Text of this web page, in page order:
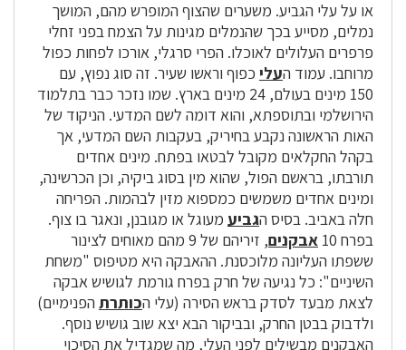
או על עלי הגביע. משערים שהצוף המופרש מהם, המושך
נמלים, מסייע בכך שהנמלים מגינות על הצמח בפני זחלי
פרפרים העלולים לאוכלו. הפרי סרגלי, אורכו לפחות כפול
מרוחבו. עמוד העלי כפוף וראשו שעיר. זה סוג נפוץ, עם
150 מינים בעולם, 24 מינים בארץ. שמו נזכר כבר בתלמוד
הירושלמי ובתוספתא, והוא דומה לשם המדעי. הניקוד של
האות הראשונה נקבע בחיריק, בעקבות השם המדעי, אך
בקהל החקלאים מקובל לבטאו בפתח. מינים אחדים
תורבתו, בראשם הפול, שהוא מין בסוג ביקיה, וכן הכרשינה,
ומינים אחדים משמשים כמספוא מזין לבהמות. הפריחה
חלה באביב. בסיס הגביע מעוגל או מגובנן, ונאגר בו צוף.
בפרח 10
אבקנים
, זיריהם של 9 מהם מאוחים לצינור
ששפתו העליונה מלוכסנת. ההאבקה היא מטיפוס "משחת
השיניים": כל נגיעה של חרק בפרח גורמת לגושיש אבקה
לצאת מבעד לסדק בראש הסירה (עלי הכותרת הפנימיים)
ולדבוק בבטן החרק, ובביקור הבא יצא שוב גושיש נוסף.
האבקנים מבשילים לפני העלי, מה שמגדיל את הסיכוי